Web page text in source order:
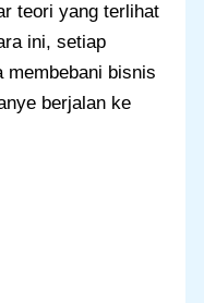
teori yang terlihat
ini, setiap
membebani bisnis
berjalan ke